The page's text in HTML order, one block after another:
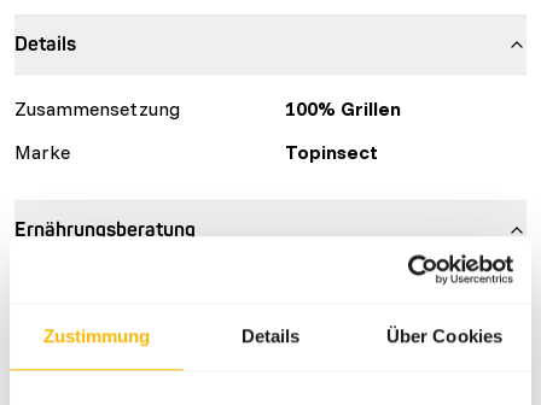
Zustimmung Details Über Cookies
Details
Zusammensetzung
100% Grillen
Marke
Topinsect
Ernährungsberatung
Topinsect insects should always be defrosted before
being offered to animals. An insect which is still frozen
could cause stomach or intestinal cramps. Never offer an